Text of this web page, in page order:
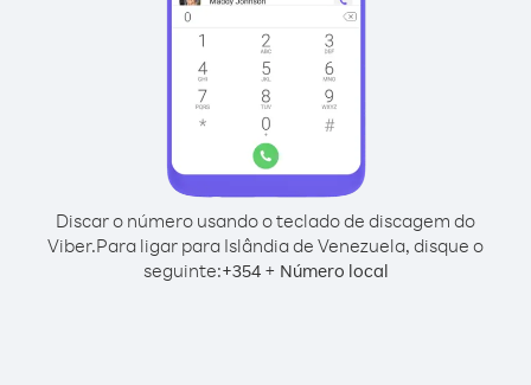
Discar o número usando o teclado de discagem do
Viber.Para ligar para Islândia de Venezuela, disque o
seguinte:+354+ Número local